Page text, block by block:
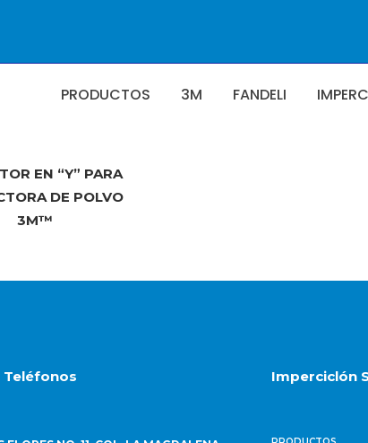
PRODUCTOS 3M FANDELI
EN “Y” PARA
DE POLVO
3M™
Teléfonos Imperciclón